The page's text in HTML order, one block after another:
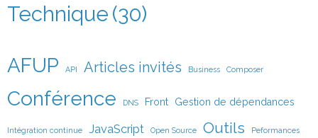
Technique (30)
AFUP API Articles invités Business Composer
Conférence DNS Front Gestion de dépendances
Intégration continue JavaScript Open Source Outils Peformances